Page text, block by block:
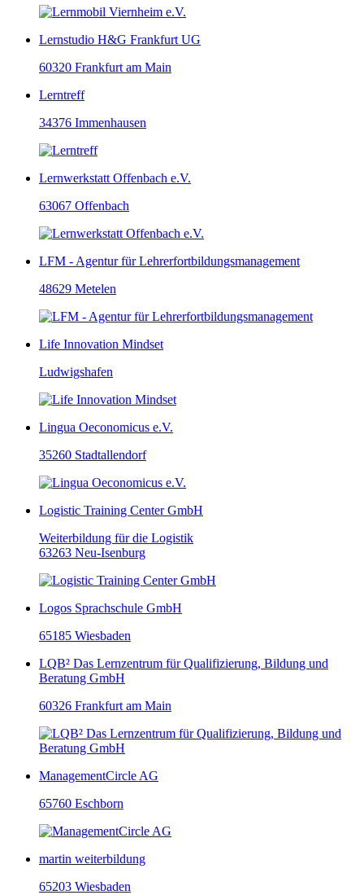
Lernstudio H&G Frankfurt UG
60320 Frankfurt am Main
Lerntreff
34376 Immenhausen
Lernwerkstatt Offenbach e.V.
63067 Offenbach
LFM - Agentur für Lehrerfortbildungsmanagement
48629 Metelen
Life Innovation Mindset
Ludwigshafen
Lingua Oeconomicus e.V.
35260 Stadtallendorf
Logistic Training Center GmbH
Weiterbildung für die Logistik
63263 Neu-Isenburg
Logos Sprachschule GmbH
65185 Wiesbaden
LQB² Das Lernzentrum für Qualifizierung, Bildung und
Beratung GmbH
60326 Frankfurt am Main
ManagementCircle AG
65760 Eschborn
martin weiterbildung
65203 Wiesbaden